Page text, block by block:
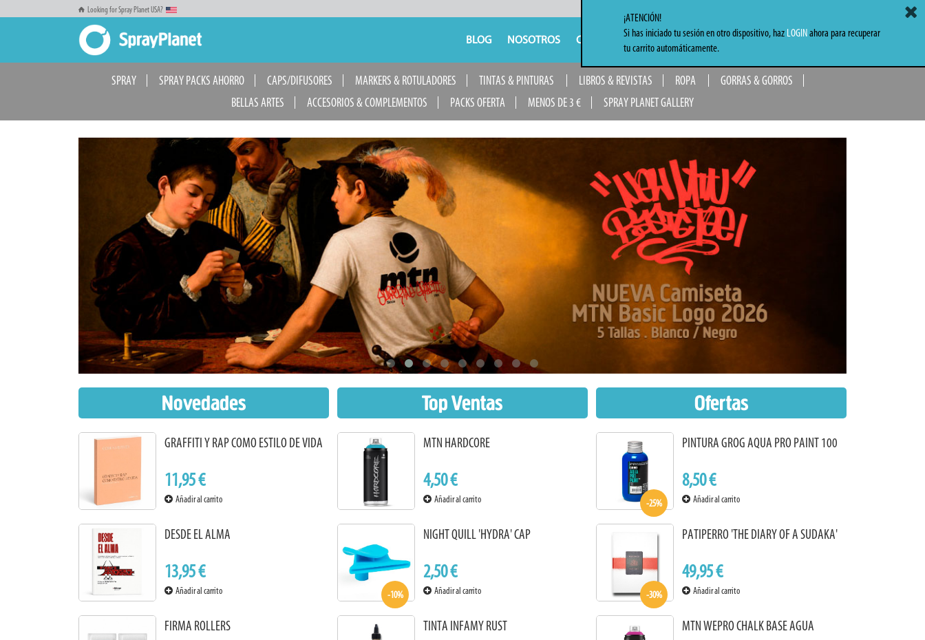
Looking for Spray Planet USA?
BLOG NOSOTROS CONTACTO
SPRAY SPRAY PACKS AHORRO CAPS/DIFUSORES MARKERS & ROTULADORES TINTAS & PINTURAS LIBROS & REVISTAS ROPA
GORRAS & GORROS
BELLAS ARTES
ACCESORIOS & COMPLEMENTOS PACKS OFERTA MENOS DE 3 € SPRAY PLANET GALLERY
Novedades
GRAFFITI Y RAP COMO ESTILO DE VIDA
11,95 €
Añadir al carrito
DESDE EL ALMA
13,95 €
Añadir al carrito
FIRMA ROLLERS
Top Ventas
MTN HARDCORE
4,50 €
Añadir al carrito
-10%
NIGHT QUILL 'HYDRA' CAP
2,50 €
Añadir al carrito
TINTA INFAMY RUST
Ofertas
-25%
PINTURA GROG AQUA PRO PAINT 100
8,50 €
Añadir al carrito
-30%
PATIPERRO 'THE DIARY OF A SUDAKA'
49,95 €
Añadir al carrito
MTN WEPRO CHALK BASE AGUA
¡ATENCIÓN!
Si has iniciado tu sesión en otro dispositivo, haz LOGINahora para recuperar
tu carrito automáticamente.